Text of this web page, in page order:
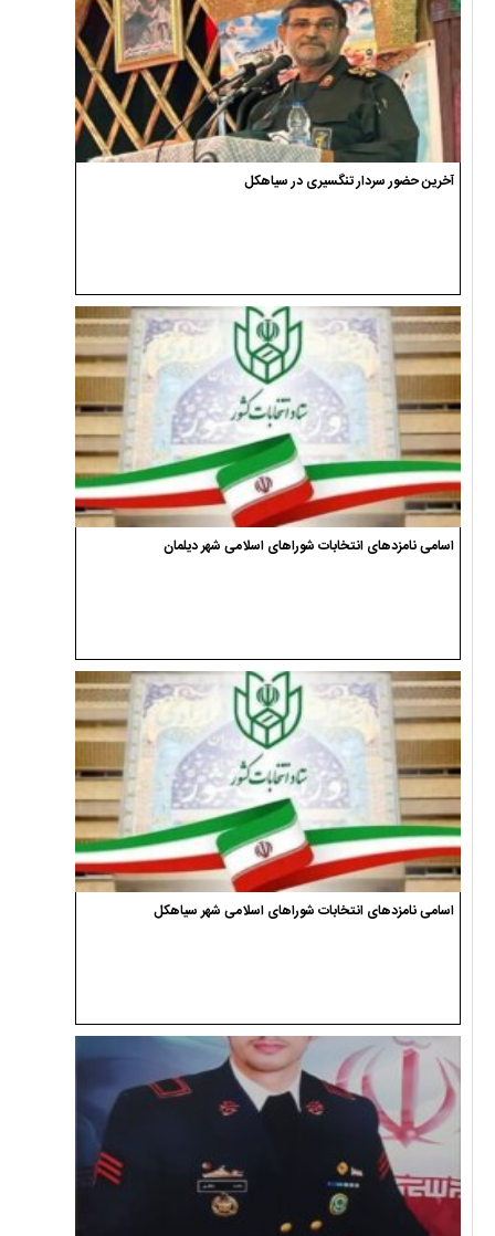
آخرین حضور سردار تنگسیری در سیاهکل
اسامی نامزدهای انتخابات شوراهای اسلامی شهر دیلمان
اسامی نامزدهای انتخابات شوراهای اسلامی شهر سیاهکل